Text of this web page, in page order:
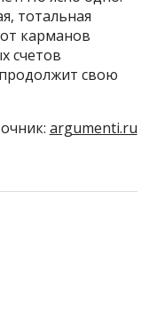
тотальная
карманов
счетов
свою
argumenti.ru